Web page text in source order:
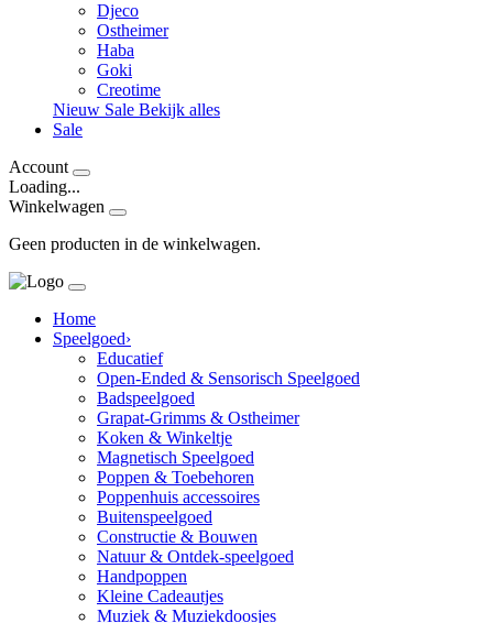
Djeco
Ostheimer
Haba
Goki
Creotime
Nieuw Sale Bekijk alles
Sale
Account
Loading...
Winkelwagen
Geen producten in de winkelwagen.
Home
Speelgoed›
Educatief
Open-Ended & Sensorisch Speelgoed
Badspeelgoed
Grapat-Grimms & Ostheimer
Koken & Winkeltje
Magnetisch Speelgoed
Poppen & Toebehoren
Poppenhuis accessoires
Buitenspeelgoed
Constructie & Bouwen
Natuur & Ontdek-speelgoed
Handpoppen
Kleine Cadeautjes
Muziek & Muziekdoosjes